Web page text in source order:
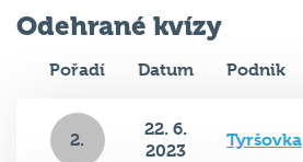
Odehrané kvízy
Pořadí Datum Podnik
2.
22. 6.
2023
Tyršovka